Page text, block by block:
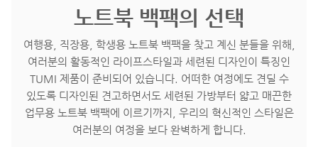
노트북 백팩의 선택
여행용, 직장용, 학생용 노트북 백팩을 찾고 계신 분들을 위해,
여러분의 활동적인 라이프스타일과 세련된 디자인이 특징인
TUMI 제품이 준비되어 있습니다. 어떠한 여정에도 견딜 수
있도록 디자인된 견고하면서도 세련된 가방부터 얇고 매끈한
업무용 노트북 백팩에 이르기까지, 우리의 혁신적인 스타일은
여러분의 여정을 보다 완벽하게 합니다.